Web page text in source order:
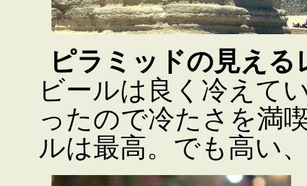
ピラミッドの見え
ビールは良く冷えて
ったので冷たさを満
ルは最高。でも高い